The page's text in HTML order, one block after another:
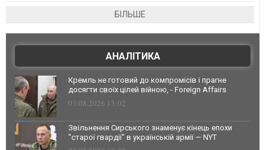
БІЛЬШЕ
АНАЛІТИКА
Кремль не готовий до компромісів і прагне
досягти своїх цілей війною, - Foreign Affairs
03.08.2026 13:02
Звільнення Сирського знаменує кінець епохи
"старої гвардії" в українській армії — NYT